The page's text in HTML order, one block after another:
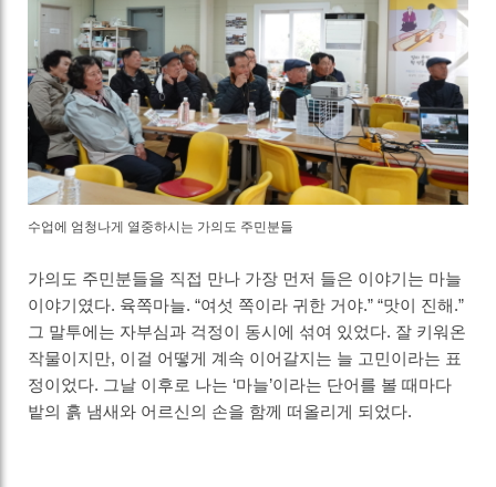
수업에 엄청나게 열중하시는 가의도 주민분들
가의도 주민분들을 직접 만나 가장 먼저 들은 이야기는 마늘
이야기였다. 육쪽마늘. “여섯 쪽이라 귀한 거야.” “맛이 진해.”
그 말투에는 자부심과 걱정이 동시에 섞여 있었다. 잘 키워온
작물이지만, 이걸 어떻게 계속 이어갈지는 늘 고민이라는 표
정이었다. 그날 이후로 나는 ‘마늘’이라는 단어를 볼 때마다
밭의 흙 냄새와 어르신의 손을 함께 떠올리게 되었다.